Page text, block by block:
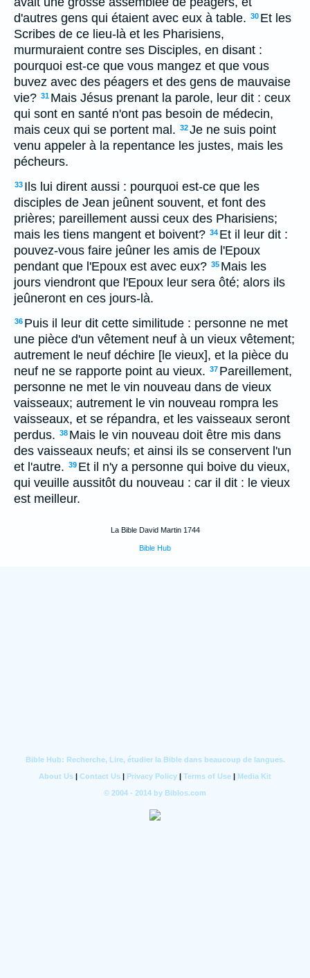
d'autres gens qui étaient avec eux à table. 30 Et les
Scribes de ce lieu-là et les Pharisiens,
murmuraient contre ses Disciples, en disant :
pourquoi est-ce que vous mangez et que vous
buvez avec des péagers et des gens de mauvaise
vie? 31 Mais Jésus prenant la parole, leur dit : ceux
qui sont en santé n'ont pas besoin de médecin,
mais ceux qui se portent mal. 32Je ne suis point
venu appeler à la repentance les justes, mais les
pécheurs.
33 Ils lui dirent aussi : pourquoi est-ce que les
disciples de Jean jeûnent souvent, et font des
prières; pareillement aussi ceux des Pharisiens;
mais les tiens mangent et boivent? 34 Et il leur dit :
pouvez-vous faire jeûner les amis de l'Epoux
pendant que l'Epoux est avec eux? 35 Mais les
jours viendront que l'Epoux leur sera ôté; alors ils
jeûneront en ces jours-là.
36 Puis il leur dit cette similitude : personne ne met
une pièce d'un vêtement neuf à un vieux vêtement;
autrement le neuf déchire [le vieux], et la pièce du
neuf ne se rapporte point au vieux. 37 Pareillement,
personne ne met le vin nouveau dans de vieux
vaisseaux; autrement le vin nouveau rompra les
vaisseaux, et se répandra, et les vaisseaux seront
perdus. 38 Mais le vin nouveau doit être mis dans
des vaisseaux neufs; et ainsi ils se conservent l'un
et l'autre. 39 Et il n'y a personne qui boive du vieux,
qui veuille aussitôt du nouveau : car il dit : le vieux
est meilleur.
La Bible David Martin 1744
Bible Hub